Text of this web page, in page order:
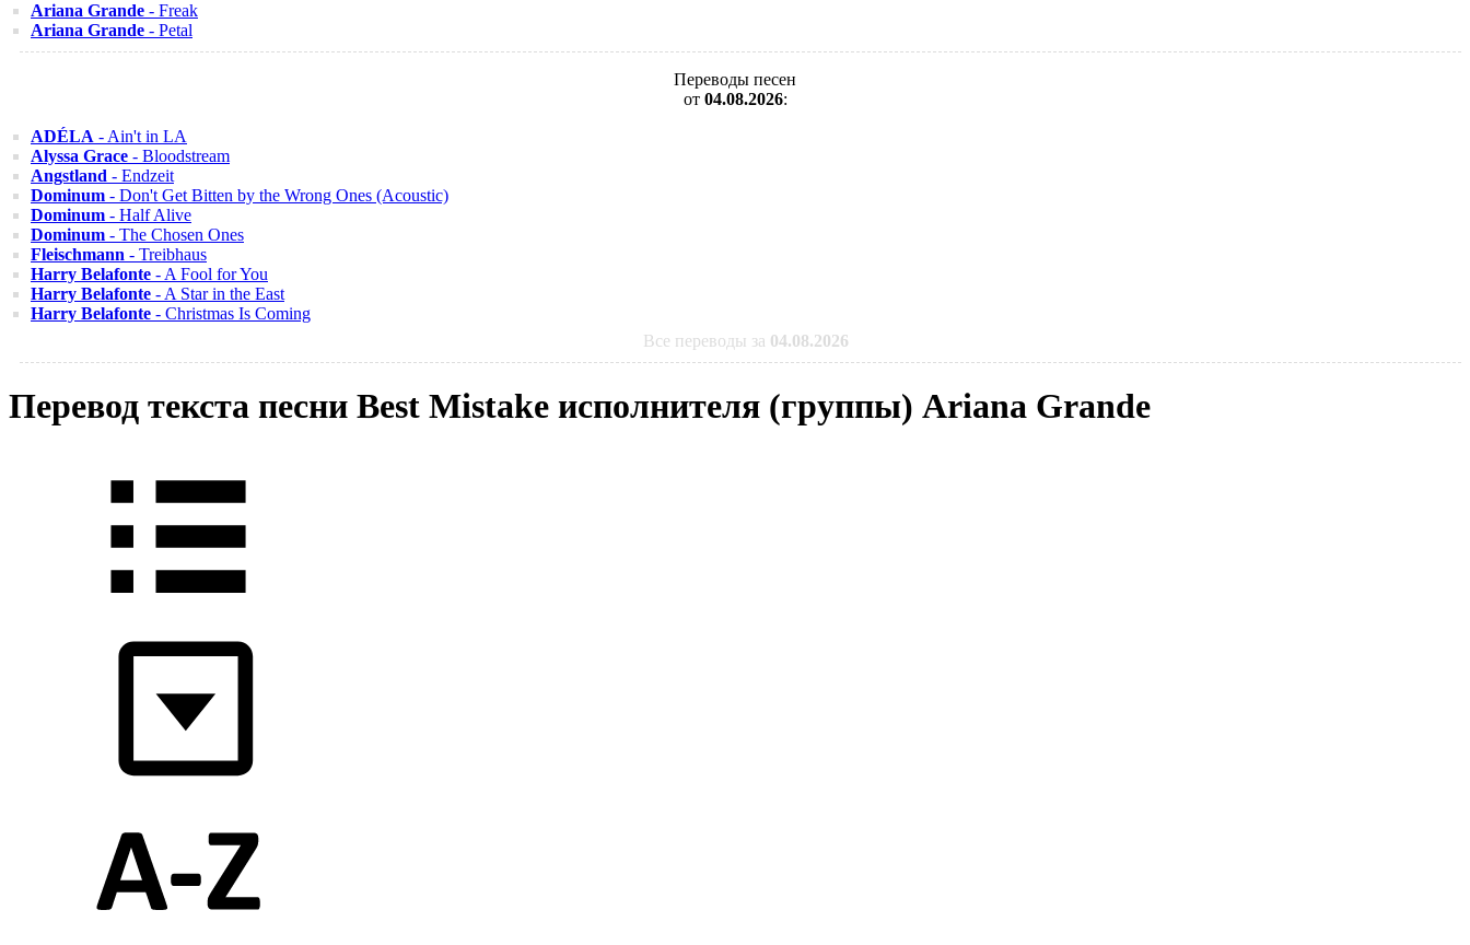
Ariana Grande - Freak
Ariana Grande - Petal
Переводы песен
от 04.08.2026:
ADÉLA - Ain't in LA
Alyssa Grace - Bloodstream
Angstland - Endzeit
Dominum - Don't Get Bitten by the Wrong Ones (Acoustic)
Dominum - Half Alive
Dominum - The Chosen Ones
Fleischmann - Treibhaus
Harry Belafonte - A Fool for You
Harry Belafonte - A Star in the East
Harry Belafonte - Christmas Is Coming
Все переводы за 04.08.2026
Перевод текста песни Best Mistake исполнителя (группы) Ariana Grande